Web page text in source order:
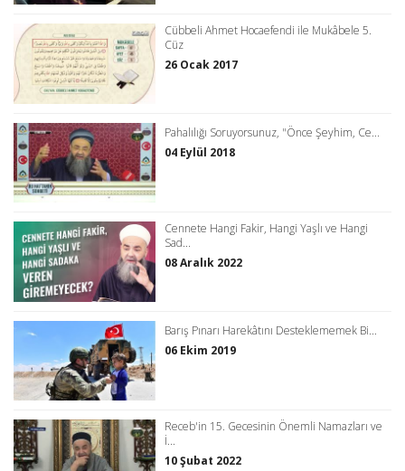
Cübbeli Ahmet Hocaefendi ile Mukâbele 5.
Cüz
26 Ocak 2017
Pahalılığı Soruyorsunuz, "Önce Şeyhim, Ce...
04 Eylül 2018
Cennete Hangi Fakir, Hangi Yaşlı ve Hangi
Sad...
08 Aralık 2022
Barış Pınarı Harekâtını Desteklememek Bi...
06 Ekim 2019
Receb'in 15. Gecesinin Önemli Namazları ve
İ...
10 Şubat 2022